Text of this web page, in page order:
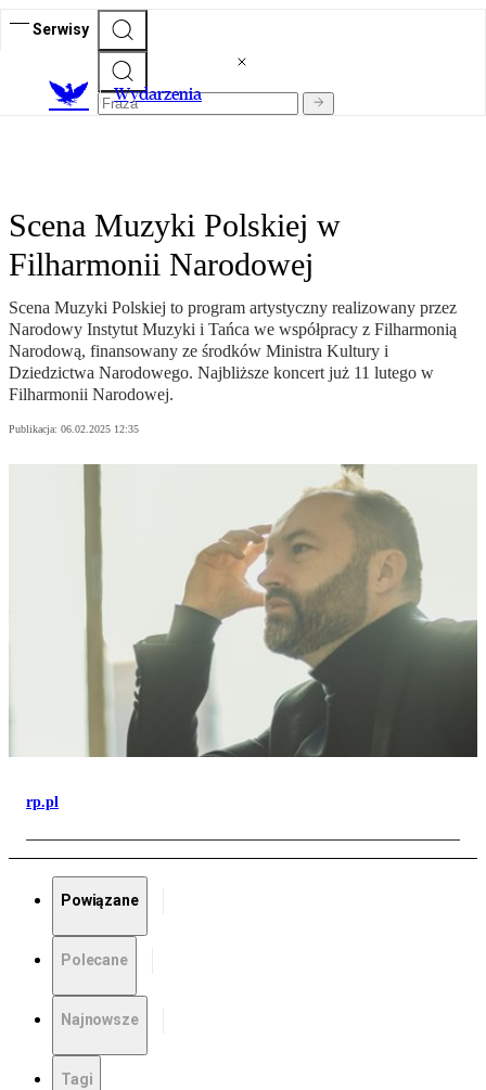
Serwisy
Wydarzenia
Scena Muzyki Polskiej w
Filharmonii Narodowej
Scena Muzyki Polskiej to program artystyczny realizowany przez
Narodowy Instytut Muzyki i Tańca we współpracy z Filharmonią
Narodową, finansowany ze środków Ministra Kultury i
Dziedzictwa Narodowego. Najbliższe koncert już 11 lutego w
Filharmonii Narodowej.
Publikacja: 06.02.2025 12:35
rp.pl
Powiązane
Polecane
Najnowsze
Tagi